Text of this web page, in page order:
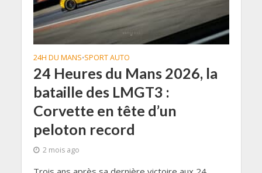
24H DU MANS•SPORT AUTO
24 Heures du Mans 2026, la
bataille des LMGT3 :
Corvette en tête d’un
peloton record
2 mois ago